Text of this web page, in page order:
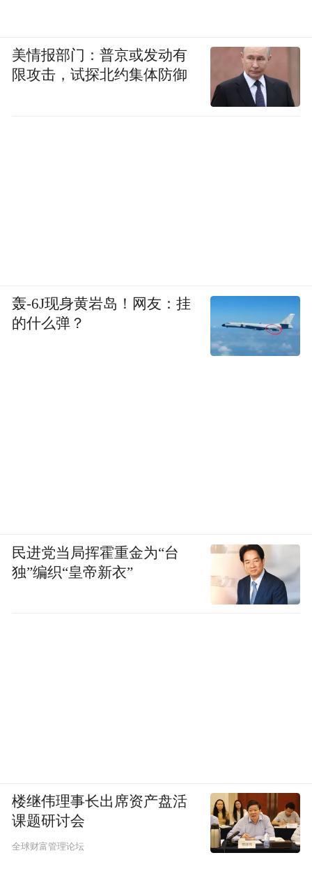
美情报部门：普京或发动有
限攻击，试探北约集体防御
轰-6J现身黄岩岛！网友：挂
的什么弹？
民进党当局挥霍重金为“台
独”编织“皇帝新衣”
楼继伟理事长出席资产盘活
课题研讨会
全球财富管理论坛